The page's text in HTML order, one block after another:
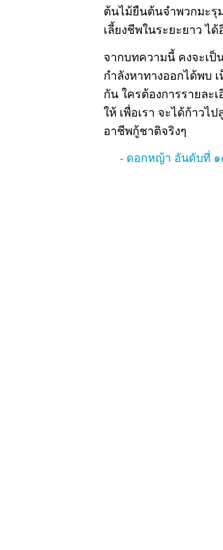
ต้นไม้ยืนต้นจำพวกมะรุ
เลี้ยงชีพในระยะยาว ไ
จากบทความนี้ คงจะเป็
กำลังหาทางออกได้พบ
กัน ใครต้องการรายละ
ให้ เพื่อเรา จะได้ก้าวไ
อาชีพกู้ชาติจริงๆ
- ดอกหญ้า อันดับที่